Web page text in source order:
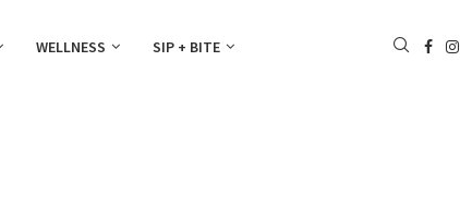
WELLNESS SIP + BITE